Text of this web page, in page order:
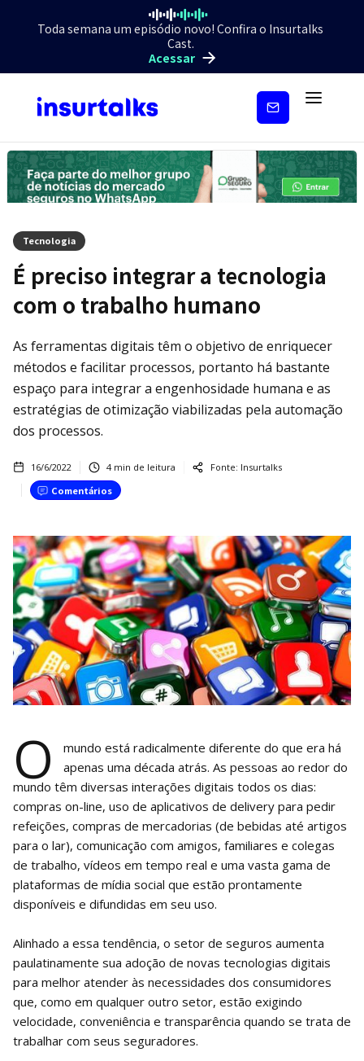
Toda semana um episódio novo! Confira o Insurtalks
Cast.
Acessar
Inscreva-
Tecnologia
É preciso integrar a tecnologia
com o trabalho humano
As ferramentas digitais têm o objetivo de enriquecer
métodos e facilitar processos, portanto há bastante
espaço para integrar a engenhosidade humana e as
estratégias de otimização viabilizadas pela automação
dos processos.
16/6/2022 4min de leitura Fonte: Insurtalks
Comentários
O
mundo está radicalmente diferente do que era há
apenas uma década atrás. As pessoas ao redor do
mundo têm diversas interações digitais todos os dias:
compras on-line, uso de aplicativos de delivery para pedir
refeições, compras de mercadorias (de bebidas até artigos
para o lar), comunicação com amigos, familiares e colegas
de trabalho, vídeos em tempo real e uma vasta gama de
plataformas de mídia social que estão prontamente
disponíveis e difundidas em seu uso.
Alinhado a essa tendência, o setor de seguros aumenta
paulatinamente sua adoção de novas tecnologias digitais
para melhor atender às necessidades dos consumidores
que, como em qualquer outro setor, estão exigindo
velocidade, conveniência e transparência quando se trata de
trabalhar com seus seguradores.